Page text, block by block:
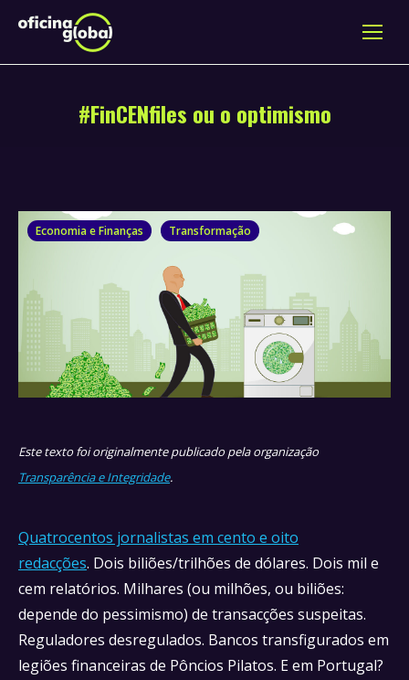
#FinCENfiles ou o optimismo
Economia e Finanças Transformação
Este texto foi originalmente publicado pela organização
Transparência e Integridade.
Quatrocentos jornalistas em cento e oito
redacções. Dois biliões/trilhões de dólares. Dois mil e
cem relatórios. Milhares (ou milhões, ou biliões:
depende do pessimismo) de transacções suspeitas.
Reguladores desregulados. Bancos transfigurados em
legiões financeiras de Pôncios Pilatos. E em Portugal?